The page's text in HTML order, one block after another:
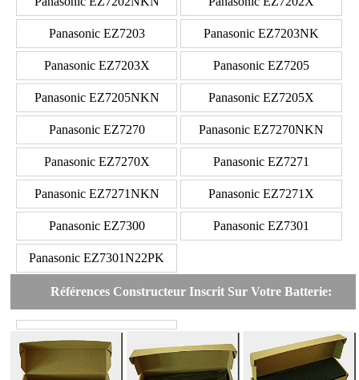
Panasonic EZ7203 Panasonic EZ7203NK
Panasonic EZ7203X Panasonic EZ7205
Panasonic EZ7205NKN Panasonic EZ7205X
Panasonic EZ7270 Panasonic EZ7270NKN
Panasonic EZ7270X Panasonic EZ7271
Panasonic EZ7271NKN Panasonic EZ7271X
Panasonic EZ7300 Panasonic EZ7301
Panasonic EZ7301N22PK
Références Constructeur Inscrit Sur Votre Batterie: